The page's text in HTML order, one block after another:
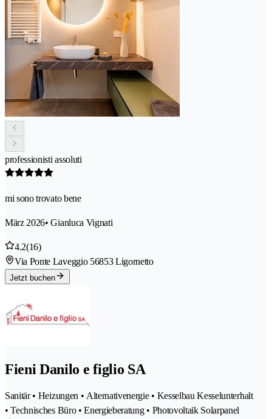
professionisti assoluti
mi sono trovato bene
März 2026• Gianluca Vignati
4.2(16)
Via Ponte Laveggio 56853 Ligornetto
Jetzt buchen
Fieni Danilo e figlio SA
Sanitär • Heizungen • Alternativenergie • Kesselbau Kesselunterhalt
• Technisches Büro • Energieberatung • Photovoltaik Solarpanel